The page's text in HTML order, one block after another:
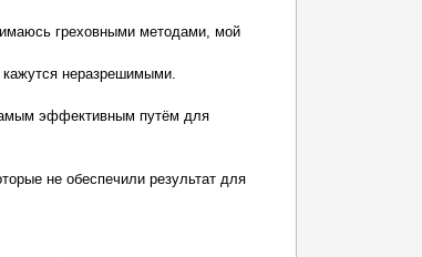
греховными методами, мой
неразрешимыми.
эффективным путём для
не обеспечили результат для